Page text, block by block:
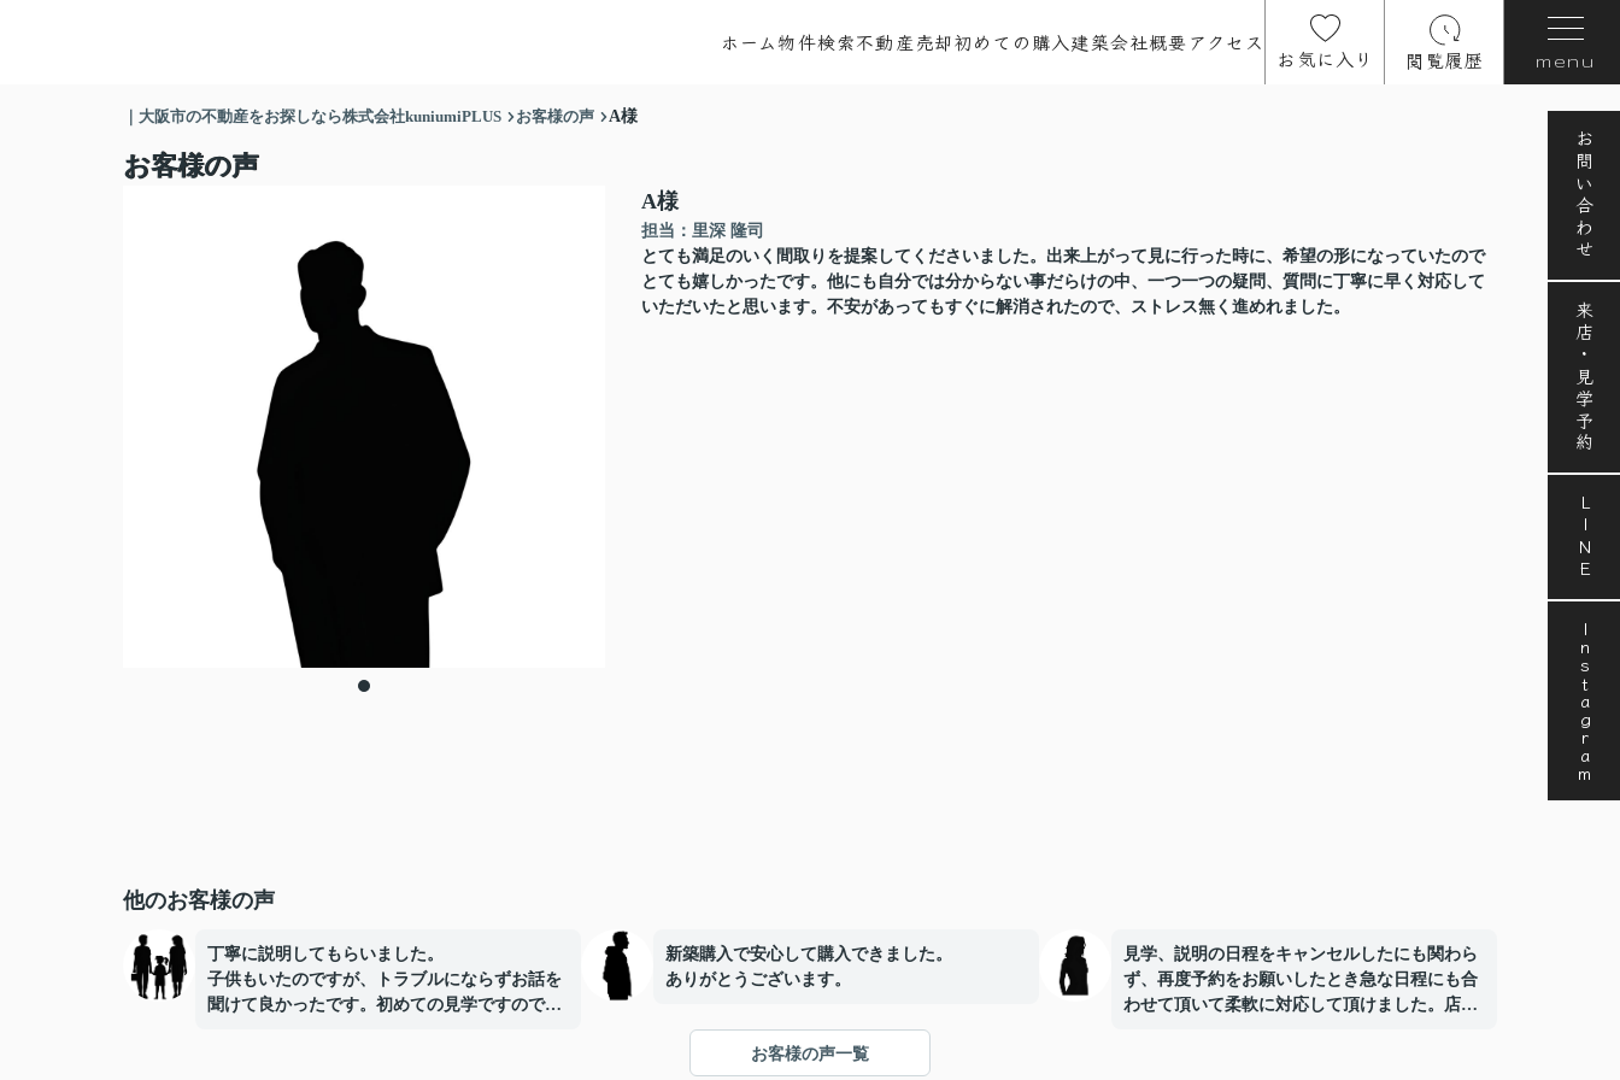
ホーム物件検索不動産売却初めての購入建築会社概要アクセス
お気に入り 閲覧履歴 menu
お問い合わせ
来店・見学予約
LINE
Instagram
｜大阪市の不動産をお探しなら株式会社kuniumiPLUS お客様の声 A様
お客様の声
A様
担当：里深 隆司
とても満足のいく間取りを提案してくださいました。出来上がって見に行った時に、希望の形になっていたので
とても嬉しかったです。他にも自分では分からない事だらけの中、一つ一つの疑問、質問に丁寧に早く対応して
いただいたと思います。不安があってもすぐに解消されたので、ストレス無く進めれました。
他のお客様の声
丁寧に説明してもらいました。
子供もいたのですが、トラブルにならずお話を
聞けて良かったです。初めての見学ですので、
新築購入で安心して購入できました。
ありがとうございます。
見学、説明の日程をキャンセルしたにも関わら
ず、再度予約をお願いしたとき急な日程にも合
わせて頂いて柔軟に対応して頂けました。店内
お客様の声一覧